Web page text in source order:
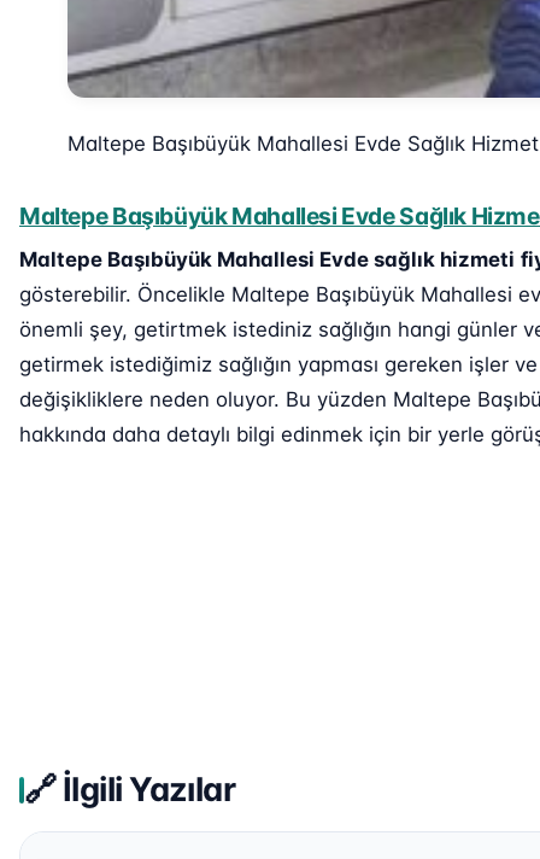
Maltepe Başıbüyük Mahallesi Evde Sağlık
Maltepe Başıbüyük Mahallesi Evde Sağlık
Maltepe Başıbüyük Mahallesi Evde sağlık hizmeti
gösterebilir. Öncelikle Maltepe Başıbüyük Mahallesi
önemli şey, getirtmek istediniz sağlığın hangi günler
getirmek istediğimiz sağlığın yapması gereken işler
değişikliklere neden oluyor. Bu yüzden Maltepe
hakkında daha detaylı bilgi edinmek için bir yerle
🔗 İlgili Yazılar